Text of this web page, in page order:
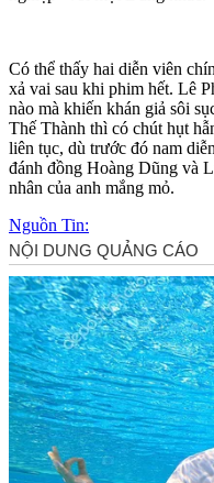
Có thể thấy hai diễn viên
xả vai sau khi phim hết. Lê
nào mà khiến khán giả sôi
Thế Thành thì có chút hụt
liên tục, dù trước đó nam
đánh đồng Hoàng Dũng và
nhân của anh mắng mỏ.
Nguồn Tin: